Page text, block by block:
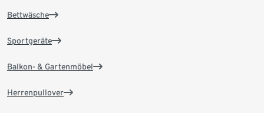
Bettwäsche
Sportgeräte
Balkon- & Gartenmöbel
Herrenpullover